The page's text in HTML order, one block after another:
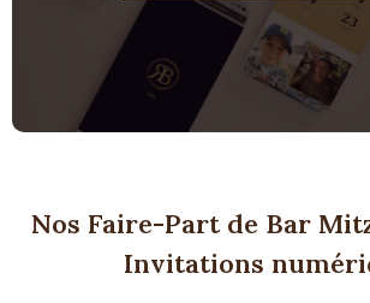
Nos Faire-Part de Bar
Invitations